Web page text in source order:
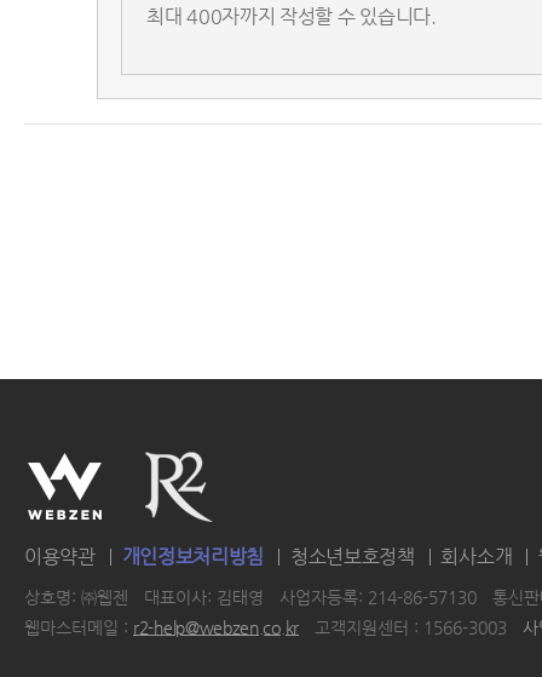
이용약관 개인정보처리방침 청소년보호정책 회사소개
상호명: ㈜웹젠 대표이사: 김태영 사업자등록: 214-86-57130
통신
웹마스터메일 : r2-help@webzen.co.kr 고객지원센터 : 1566-3003